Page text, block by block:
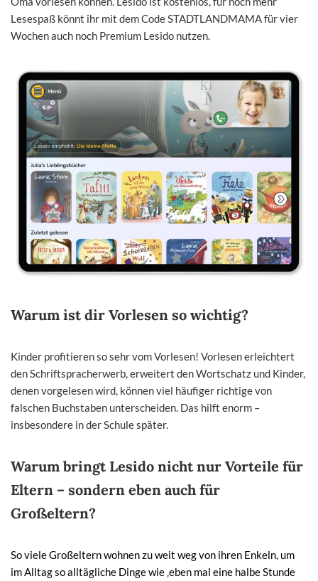
Lesespaß könnt ihr mit dem Code STADTLANDMAMA für vier
Wochen auch noch Premium Lesido nutzen.
Warum ist dir Vorlesen so wichtig?
Kinder profitieren so sehr vom Vorlesen! Vorlesen erleichtert
den Schriftspracherwerb, erweitert den Wortschatz und Kinder,
denen vorgelesen wird, können viel häufiger richtige von
falschen Buchstaben unterscheiden. Das hilft enorm –
insbesondere in der Schule später.
Warum bringt Lesido nicht nur Vorteile für
Eltern – sondern eben auch für
Großeltern?
So viele Großeltern wohnen zu weit weg von ihren Enkeln, um
im Alltag so alltägliche Dinge wie ‚eben mal eine halbe Stunde